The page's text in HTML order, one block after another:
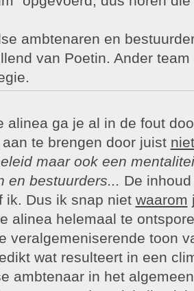
ambtenaren en
van Poetin. Ander
alinea ga je al in de fout
te brengen door juist niet
maar ook een
en bestuurders... De
ik. Dus ik snap niet waarom
alinea helemaal te
veralgemeniserende toon
wat resulteert in een
ambtenaar in het